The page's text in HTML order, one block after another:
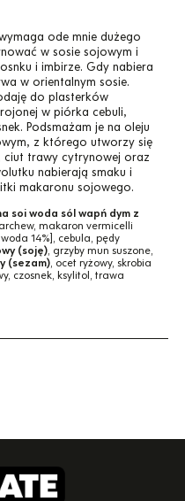
ode mnie dużego
w sosie sojowym i
i imbirze. Gdy nabiera
w orientalnym sosie.
do plasterków
w piórka cebuli,
Podsmażam je na oleju
z którego utworzy się
ciut trawy cytrynowej oraz
nabierają smaku i
makaronu sojowego.
soi woda sól wapń dym z
makaron vermicelli
14%], cebula, pędy
(soję), grzyby mun suszone,
(sezam), ocet ryżowy, skrobia
czosnek, ksylitol, trawa